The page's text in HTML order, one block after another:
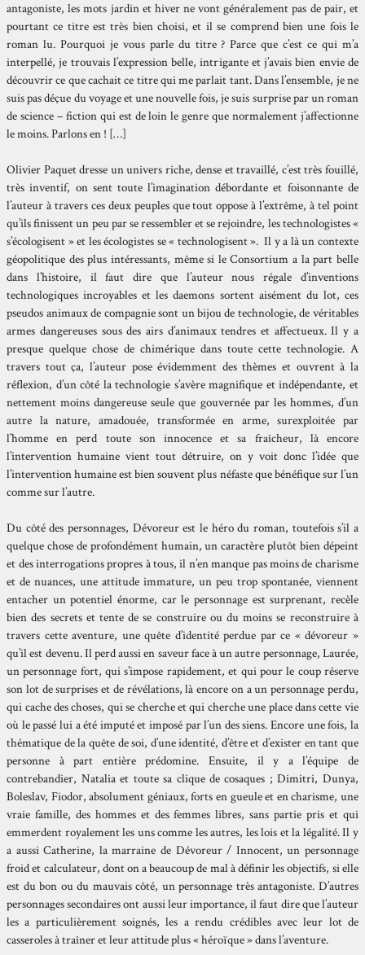
antagoniste, les mots jardin et hiver ne vont généralement pas de pair, et
pourtant ce titre est très bien choisi, et il se comprend bien une fois le
roman lu. Pourquoi je vous parle du titre ? Parce que c’est ce qui m’a
interpellé, je trouvais l’expression belle, intrigante et j’avais bien envie de
découvrir ce que cachait ce titre qui me parlait tant. Dans l’ensemble, je ne
suis pas déçue du voyage et une nouvelle fois, je suis surprise par un roman
de science – fiction qui est de loin le genre que normalement j’affectionne
le moins. Parlons en ! […]
Olivier Paquet dresse un univers riche, dense et travaillé, c’est très fouillé,
très inventif, on sent toute l’imagination débordante et foisonnante de
l’auteur à travers ces deux peuples que tout oppose à l’extrême, à tel point
qu’ils finissent un peu par se ressembler et se rejoindre, les technologistes «
s’écologisent » et les écologistes se « technologisent ». Il y a là un contexte
géopolitique des plus intéressants, même si le Consortium a la part belle
dans l’histoire, il faut dire que l’auteur nous régale d’inventions
technologiques incroyables et les daemons sortent aisément du lot, ces
pseudos animaux de compagnie sont un bijou de technologie, de véritables
armes dangereuses sous des airs d’animaux tendres et affectueux. Il y a
presque quelque chose de chimérique dans toute cette technologie. A
travers tout ça, l’auteur pose évidemment des thèmes et ouvrent à la
réflexion, d’un côté la technologie s’avère magnifique et indépendante, et
nettement moins dangereuse seule que gouvernée par les hommes, d’un
autre la nature, amadouée, transformée en arme, surexploitée par
l’homme en perd toute son innocence et sa fraîcheur, là encore
l’intervention humaine vient tout détruire, on y voit donc l’idée que
l’intervention humaine est bien souvent plus néfaste que bénéfique sur l’un
comme sur l’autre.
Du côté des personnages, Dévoreur est le héro du roman, toutefois s’il a
quelque chose de profondément humain, un caractère plutôt bien dépeint
et des interrogations propres à tous, il n’en manque pas moins de charisme
et de nuances, une attitude immature, un peu trop spontanée, viennent
entacher un potentiel énorme, car le personnage est surprenant, recèle
bien des secrets et tente de se construire ou du moins se reconstruire à
travers cette aventure, une quête d’identité perdue par ce « dévoreur »
qu’il est devenu. Il perd aussi en saveur face à un autre personnage, Laurée,
un personnage fort, qui s’impose rapidement, et qui pour le coup réserve
son lot de surprises et de révélations, là encore on a un personnage perdu,
qui cache des choses, qui se cherche et qui cherche une place dans cette vie
où le passé lui a été imputé et imposé par l’un des siens. Encore une fois, la
thématique de la quête de soi, d’une identité, d’être et d’exister en tant que
personne à part entière prédomine. Ensuite, il y a l’équipe de
contrebandier, Natalia et toute sa clique de cosaques ; Dimitri, Dunya,
Boleslav, Fiodor, absolument géniaux, forts en gueule et en charisme, une
vraie famille, des hommes et des femmes libres, sans partie pris et qui
emmerdent royalement les uns comme les autres, les lois et la légalité. Il y
a aussi Catherine, la marraine de Dévoreur / Innocent, un personnage
froid et calculateur, dont on a beaucoup de mal à définir les objectifs, si elle
est du bon ou du mauvais côté, un personnage très antagoniste. D’autres
personnages secondaires ont aussi leur importance, il faut dire que l’auteur
les a particulièrement soignés, les a rendu crédibles avec leur lot de
casseroles à traîner et leur attitude plus « héroïque » dans l’aventure.